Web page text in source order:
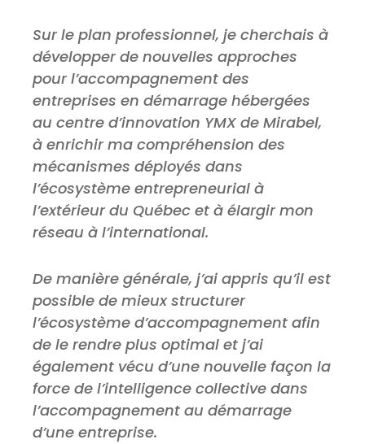
Sur le plan professionnel, je cherchais à
développer de nouvelles approches
pour l’accompagnement des
entreprises en démarrage hébergées
au centre d’innovation YMX de Mirabel,
à enrichir ma compréhension des
mécanismes déployés dans
l’écosystème entrepreneurial à
l’extérieur du Québec et à élargir mon
réseau à l’international.
De manière générale, j’ai appris qu’il est
possible de mieux structurer
l’écosystème d’accompagnement afin
de le rendre plus optimal et j’ai
également vécu d’une nouvelle façon la
force de l’intelligence collective dans
l’accompagnement au démarrage
d’une entreprise.